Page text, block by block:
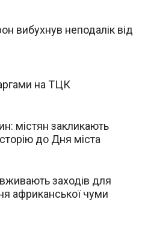
вибухнув неподалік від
на ТЦК
містян закликають
до Дня міста
заходів для
африканської чуми